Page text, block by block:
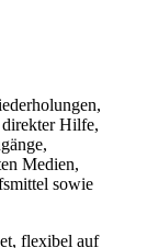
Hilfe,
Medien,
sowie
flexibel auf